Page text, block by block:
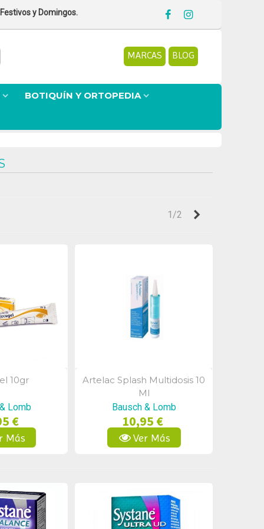
y Domingos.
BLOG
MARCAS
BOTIQUÍN Y ORTOPEDIA
1/2
Rápida
10gr
Lomb
€
Más
Vista Rápida
Artelac Splash Multidosis 10
Ml
Bausch & Lomb
10,95 €
Ver Más